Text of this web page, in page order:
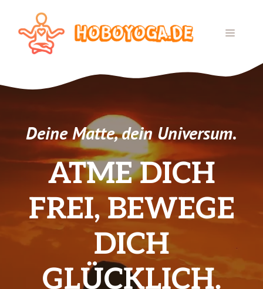
springen
MENÜ
Deine Matte, dein Universum.
ATME DICH
FREI, BEWEGE
DICH
GLÜCKLICH.